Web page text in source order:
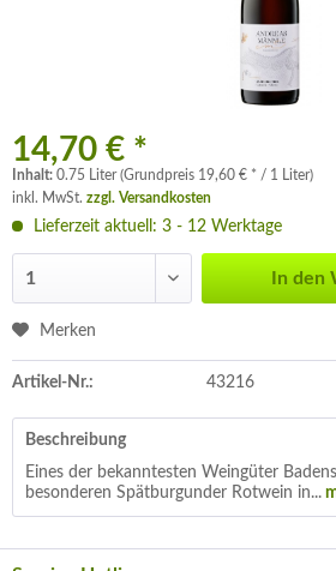
14,70 € *
Inhalt: 0.75 Liter (Grundpreis 19,60 € * / 1 Liter)
inkl. MwSt. zzgl. Versandkosten
Lieferzeit aktuell: 3 - 12 Werktage
In den
Merken
Artikel-Nr.: 43216
Beschreibung
Eines der bekanntesten Weingüter
besonderen Spätburgunder Rotwein in...